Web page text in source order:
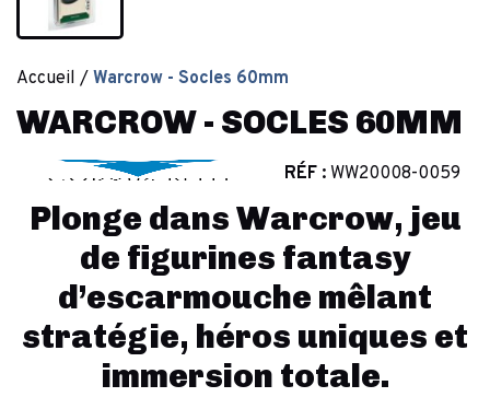
Accueil Warcrow - Socles 60mm
WARCROW - SOCLES 60MM
RÉF : WW20008-0059
Plonge dans Warcrow, jeu
de figurines fantasy
d’escarmouche mêlant
stratégie, héros uniques et
immersion totale.